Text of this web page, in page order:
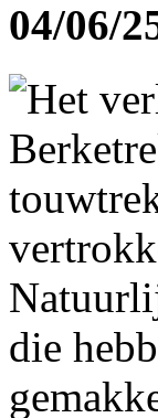
04/06/
Het
die